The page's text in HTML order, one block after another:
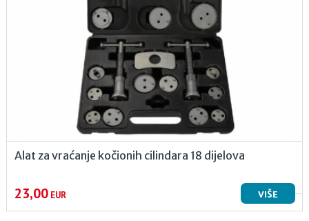
Alat za vraćanje kočionih cilindara 18 dijelova
23,00EUR VIŠE